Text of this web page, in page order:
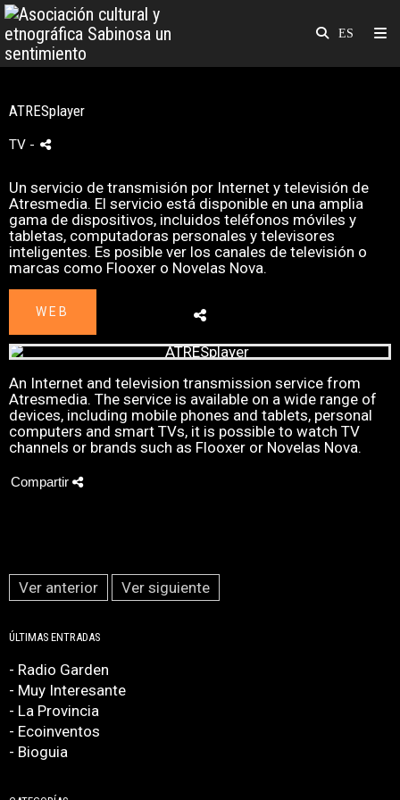
ATRESplayer
TV -
Un servicio de transmisión por Internet y televisión de
Atresmedia. El servicio está disponible en una amplia
gama de dispositivos, incluidos teléfonos móviles y
tabletas, computadoras personales y televisores
inteligentes.​ Es posible ver los canales de televisión o
marcas como Flooxer o Novelas Nova.
WEB
An Internet and television transmission service from
Atresmedia. The service is available on a wide range of
devices, including mobile phones and tablets, personal
computers and smart TVs, it is possible to watch TV
channels or brands such as Flooxer or Novelas Nova.
Compartir
Ver anterior Ver siguiente
ÚLTIMAS ENTRADAS
- Radio Garden
- Muy Interesante
- La Provincia
- Ecoinventos
- Bioguia